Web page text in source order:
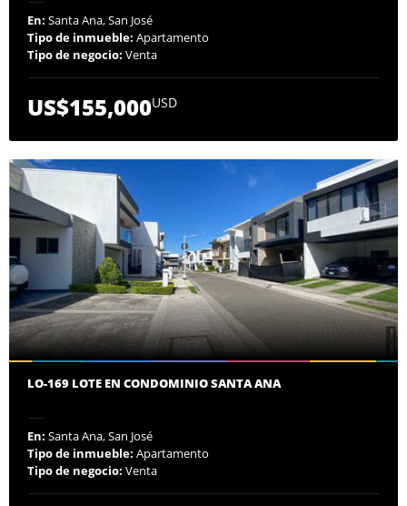
En: Santa Ana, San José
Tipo de inmueble: Apartamento
Tipo de negocio: Venta
US$155,000USD
LO-169 LOTE EN CONDOMINIO SANTA ANA
En: Santa Ana, San José
Tipo de inmueble: Apartamento
Tipo de negocio: Venta